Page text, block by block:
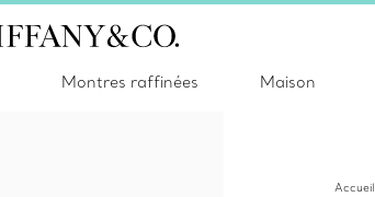
Montres raffinées Maison
Accueil